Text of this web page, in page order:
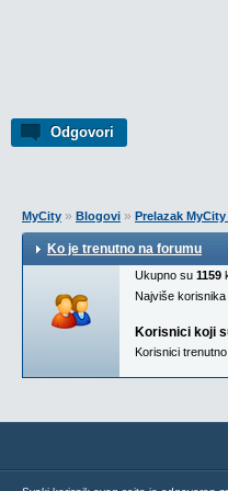
Odgovori
MyCity » Blogovi » Prelazak
Ko je trenutno na forumu
Ukupno su 1159
Najviše
Korisnici koji
Korisnici